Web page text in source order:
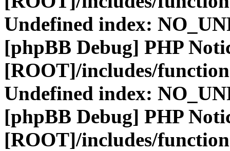
Undefined index:
[phpBB Debug] PHP
[ROOT]/includes/
Undefined index:
[phpBB Debug] PHP
[ROOT]/includes/